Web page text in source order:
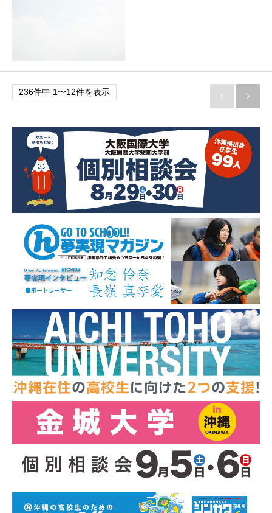
236件中 1〜12件を表示  